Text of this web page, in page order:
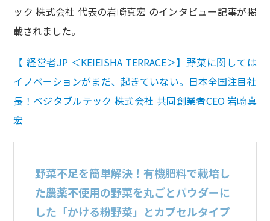
ック 株式会社 代表の岩崎真宏 のインタビュー記事が掲
載されました。
【 経営者JP ＜KEIEISHA TERRACE＞】野菜に関しては
イノベーションがまだ、起きていない。日本全国注目社
長！ベジタブルテック 株式会社 共同創業者CEO 岩崎真
宏
野菜不足を簡単解決！有機肥料で栽培し
た農薬不使用の野菜を丸ごとパウダーに
した「かける粉野菜」とカプセルタイプ